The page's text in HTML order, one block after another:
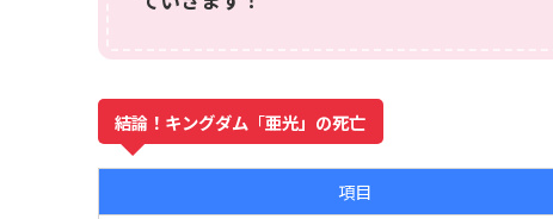
結論！キングダム 「亜光」の死亡
項目